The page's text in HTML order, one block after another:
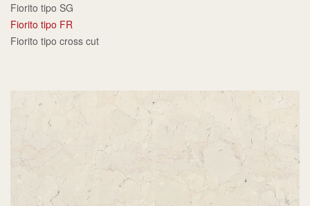
Fiorito tipo SG
Fiorito tipo FR
Fiorito tipo cross cut